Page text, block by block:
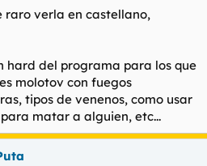
raro verla en castellano,
hard del programa para los que
molotov con fuegos
tipos de venenos, como usar
matar a alguien, etc...